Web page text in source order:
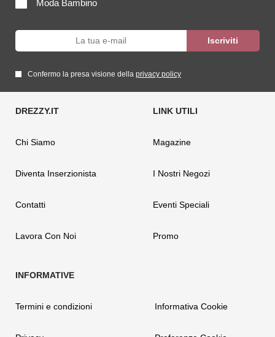
Moda Bambino
Confermo la presa visione della privacy policy
Chi Siamo
Diventa Inserzionista
Contatti
Lavora Con Noi
Magazine
I Nostri Negozi
Eventi Speciali
Promo
Termini e condizioni Informativa Cookie